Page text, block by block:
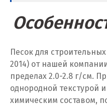
Жуковский
И
Иваново
Песок для
2014) от нашей
пределах 2.0-2.8 г/см.
однородной текстурой
химическим составом,